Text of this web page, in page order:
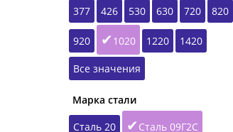
377
426 530 630 720 820
920 1020 1220 1420
Все значения
Марка стали
Сталь 20
Сталь 09Г2С